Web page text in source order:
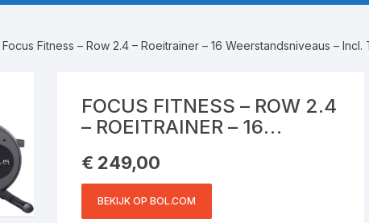
Pro
informatie
Roeitrainers
Roeitrainer kopen tips
Focus Fitness – Row 2.4 – Roeitrainer – 16 Weerstandsniveaus –
FOCUS FITNESS – ROW 2.4
– ROEITRAINER – 16
INCL.
TRAININGSCOMPUTER –
INKLAPBAAR
€ 249,00
BEKIJK OP BOL.COM